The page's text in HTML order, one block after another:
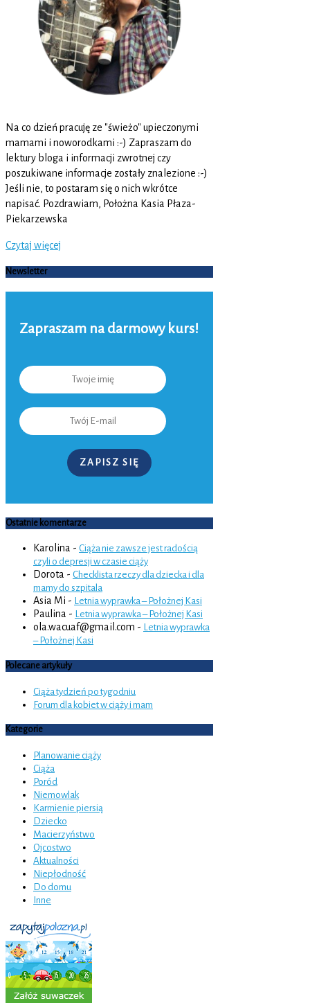
Na co dzień pracuję ze "świeżo" upieczonymi
mamami i noworodkami :-) Zapraszam do
lektury bloga i informacji zwrotnej czy
poszukiwane informacje zostały znalezione :-)
Jeśli nie, to postaram się o nich wkrótce
napisać. Pozdrawiam, Położna Kasia Płaza-
Piekarzewska
Czytaj więcej
Newsletter
Zapraszam na darmowy kurs!
ZAPISZ SIĘ
Ostatnie komentarze
Karolina - Ciąża nie zawsze jest radością
czyli o depresji w czasie ciąży
Dorota - Checklista rzeczy dla dziecka i dla
mamy do szpitala
Asia Mi - Letnia wyprawka – Położnej Kasi
Paulina - Letnia wyprawka – Położnej Kasi
ola.wacuaf@gmail.com - Letnia wyprawka
– Położnej Kasi
Polecane artykuły
Ciąża tydzień po tygodniu
Forum dla kobiet w ciąży i mam
Kategorie
Planowanie ciąży
Ciąża
Poród
Niemowlak
Karmienie piersią
Dziecko
Macierzyństwo
Ojcostwo
Aktualności
Niepłodność
Do domu
Inne